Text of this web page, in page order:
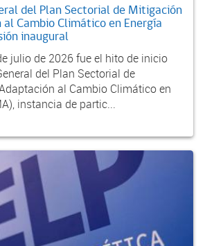
del Plan Sectorial de Mitigación
Cambio Climático en Energía
inaugural
julio de 2026 fue el hito de inicio
del Plan Sectorial de
al Cambio Climático en
instancia de partic...